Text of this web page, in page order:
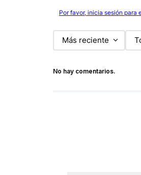
Por favor, inicia sesión para
Más reciente
No hay comentarios.